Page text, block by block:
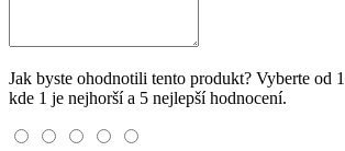
Jak byste ohodnotili tento produkt? Vyberte od
kde 1 je nejhorší a 5 nejlepší hodnocení.